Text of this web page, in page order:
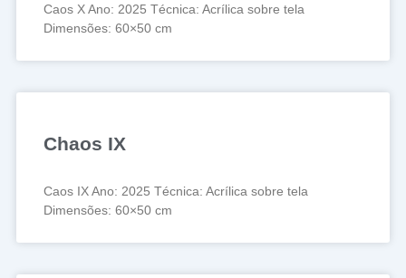
Caos X Ano: 2025 Técnica: Acrílica sobre tela
Dimensões: 60×50 cm
Chaos IX
Caos IX Ano: 2025 Técnica: Acrílica sobre tela
Dimensões: 60×50 cm